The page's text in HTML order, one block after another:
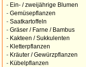
- Ein- / zweijährige Blumen
- Gemüsepflanzen
- Saatkartoffeln
- Gräser / Farne / Bambus
- Kakteen / Sukkulenten
- Kletterpflanzen
- Kräuter / Gewürzpflanzen
- Kübelpflanzen